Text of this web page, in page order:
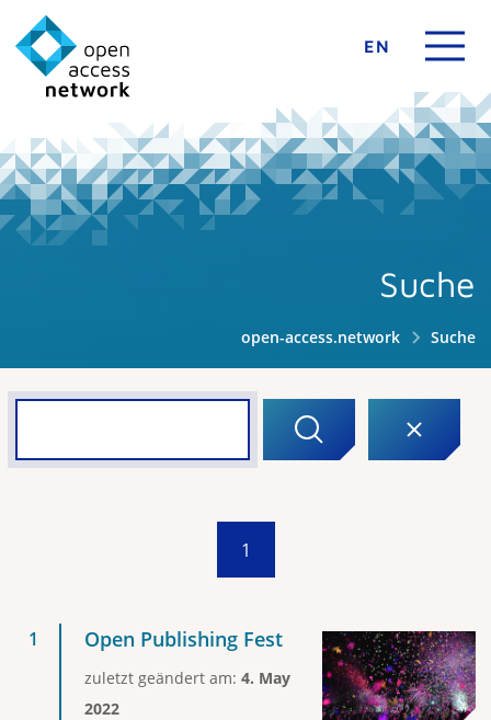
EN
Suche
open-access.network Suche
1
Open Publishing Fest
zuletzt geändert am: 4. May
2022